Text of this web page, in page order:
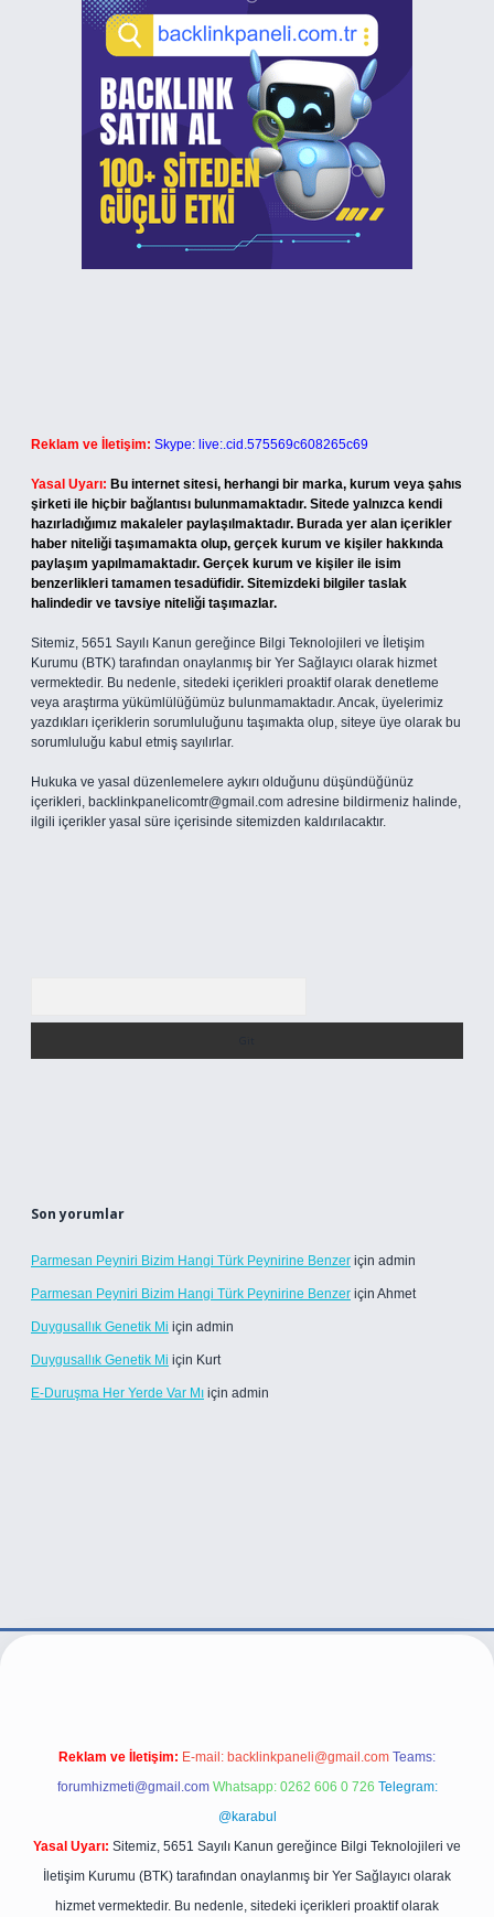
Reklam ve İletişim: Skype: live:.cid.575569c608265c69
Yasal Uyarı: Bu internet sitesi, herhangi bir marka, kurum veya şahıs
şirketi ile hiçbir bağlantısı bulunmamaktadır. Sitede yalnızca kendi
hazırladığımız makaleler paylaşılmaktadır. Burada yer alan içerikler
haber niteliği taşımamakta olup, gerçek kurum ve kişiler hakkında
paylaşım yapılmamaktadır. Gerçek kurum ve kişiler ile isim
benzerlikleri tamamen tesadüfidir. Sitemizdeki bilgiler taslak
halindedir ve tavsiye niteliği taşımazlar.
Sitemiz, 5651 Sayılı Kanun gereğince Bilgi Teknolojileri ve İletişim
Kurumu (BTK) tarafından onaylanmış bir Yer Sağlayıcı olarak hizmet
vermektedir. Bu nedenle, sitedeki içerikleri proaktif olarak denetleme
veya araştırma yükümlülüğümüz bulunmamaktadır. Ancak, üyelerimiz
yazdıkları içeriklerin sorumluluğunu taşımakta olup, siteye üye olarak bu
sorumluluğu kabul etmiş sayılırlar.
Hukuka ve yasal düzenlemelere aykırı olduğunu düşündüğünüz
içerikleri, backlinkpanelicomtr@gmail.com adresine bildirmeniz halinde,
ilgili içerikler yasal süre içerisinde sitemizden kaldırılacaktır.
Son yorumlar
Parmesan Peyniri Bizim Hangi Türk Peynirine Benzer için admin
Parmesan Peyniri Bizim Hangi Türk Peynirine Benzer için Ahmet
Duygusallık Genetik Mi için admin
Duygusallık Genetik Mi için Kurt
E-Duruşma Her Yerde Var Mı için admin
Reklam ve İletişim: E-mail: backlinkpaneli@gmail.com Teams:
forumhizmeti@gmail.com Whatsapp: 0262 606 0 726 Telegram:
@karabul
Yasal Uyarı: Sitemiz, 5651 Sayılı Kanun gereğince Bilgi Teknolojileri ve
İletişim Kurumu (BTK) tarafından onaylanmış bir Yer Sağlayıcı olarak
hizmet vermektedir. Bu nedenle, sitedeki içerikleri proaktif olarak